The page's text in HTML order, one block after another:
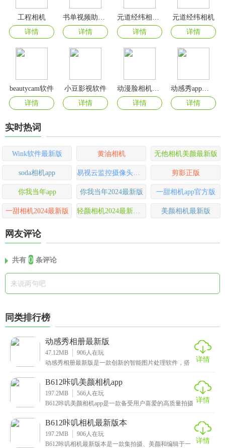
工程相机
详情
详情
详情
元道经纬相机
详情
beautycam软件
详情
小豆影视软件
详情
动漫脸相机app免费版
详情
详情
实时热词
Wink软件最新版 黄油相机 无他相机美颜最新版
soda相机app 剪影正版
你我当年app 你我当年2024最新版 一甜相机app官方版
一甜相机2024最新版 美颜相机最新版
网友评论
共有 0 条评论
同类排行榜
动感秀相册最新版
47.12MB 906 人在玩
动感秀相册最新版是一款创新的智能图片处理软件，搭
节，并
详情
B612咔叽美颜相机app
197.2MB 566 人在玩
B612咔叽美颜相机app是一款备受用户喜爱的高质量拍摄 详情
B612咔叽相机最新版本
197.2MB 906 人在玩
B612咔叽相机最新版本是一款集拍摄、美颜和编辑于一
详情